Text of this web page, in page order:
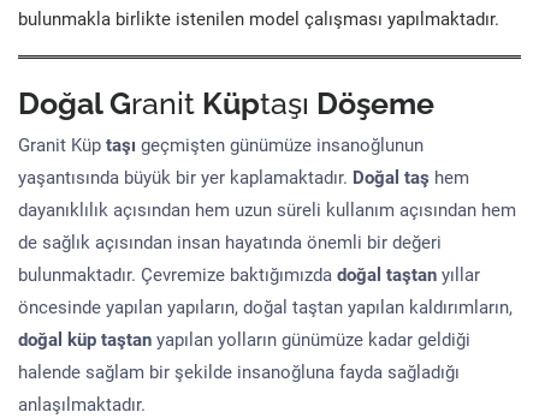
bulunmakla birlikte istenilen model çalışması yapılmaktadır.
Doğal Granit Küptaşı Döşeme
Granit Küp taşı geçmişten günümüze insanoğlunun
yaşantısında büyük bir yer kaplamaktadır. Doğal taş hem
dayanıklılık açısından hem uzun süreli kullanım açısından hem
de sağlık açısından insan hayatında önemli bir değeri
bulunmaktadır. Çevremize baktığımızda doğal taştan yıllar
öncesinde yapılan yapıların, doğal taştan yapılan kaldırımların,
doğal küp taştan yapılan yolların günümüze kadar geldiği
halende sağlam bir şekilde insanoğluna fayda sağladığı
anlaşılmaktadır.